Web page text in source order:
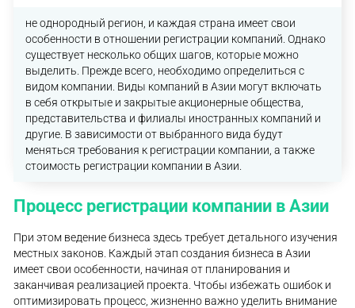
не однородный регион, и каждая страна имеет свои
особенности в отношении регистрации компаний. Однако
существует несколько общих шагов, которые можно
выделить. Прежде всего, необходимо определиться с
видом компании. Виды компаний в Азии могут включать
в себя открытые и закрытые акционерные общества,
представительства и филиалы иностранных компаний и
другие. В зависимости от выбранного вида будут
меняться требования к регистрации компании, а также
стоимость регистрации компании в Азии.
Процесс регистрации компании в Азии
При этом ведение бизнеса здесь требует детального изучения
местных законов. Каждый этап создания бизнеса в Азии
имеет свои особенности, начиная от планирования и
заканчивая реализацией проекта. Чтобы избежать ошибок и
оптимизировать процесс, жизненно важно уделить внимание